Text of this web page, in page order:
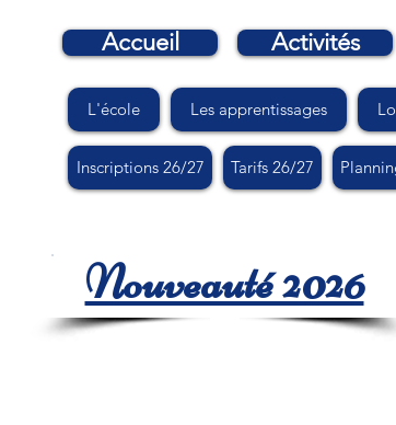
Accueil Activités
L'école Les apprentissages
Inscriptions 26/27 Tarifs 26/27
Nouveauté 2026